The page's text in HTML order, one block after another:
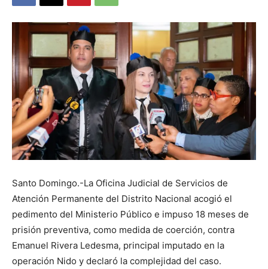
Santo Domingo.-La Oficina Judicial de Servicios de
Atención Permanente del Distrito Nacional acogió el
pedimento del Ministerio Público e impuso 18 meses de
prisión preventiva, como medida de coerción, contra
Emanuel Rivera Ledesma, principal imputado en la
operación Nido y declaró la complejidad del caso.